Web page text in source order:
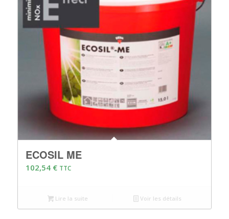
ECOSIL ME
102,54 € TTC
Lire la suite Voir les détails